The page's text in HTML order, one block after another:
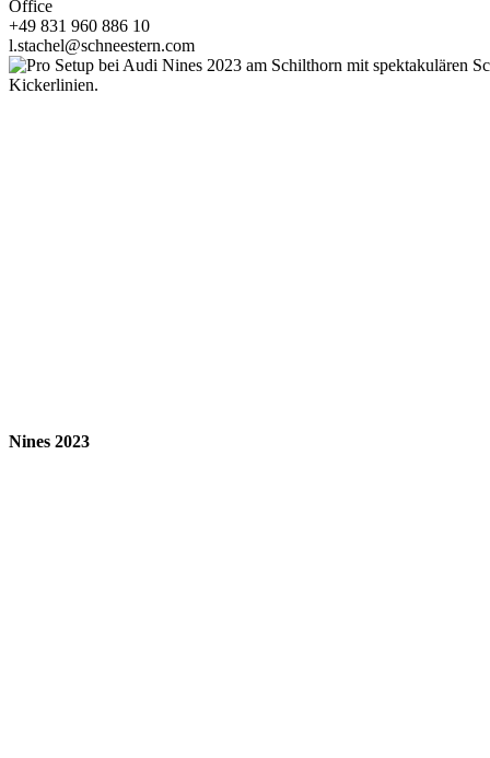
Office
+49 831 960 886 10
l.stachel@schneestern.com
Nines 2023